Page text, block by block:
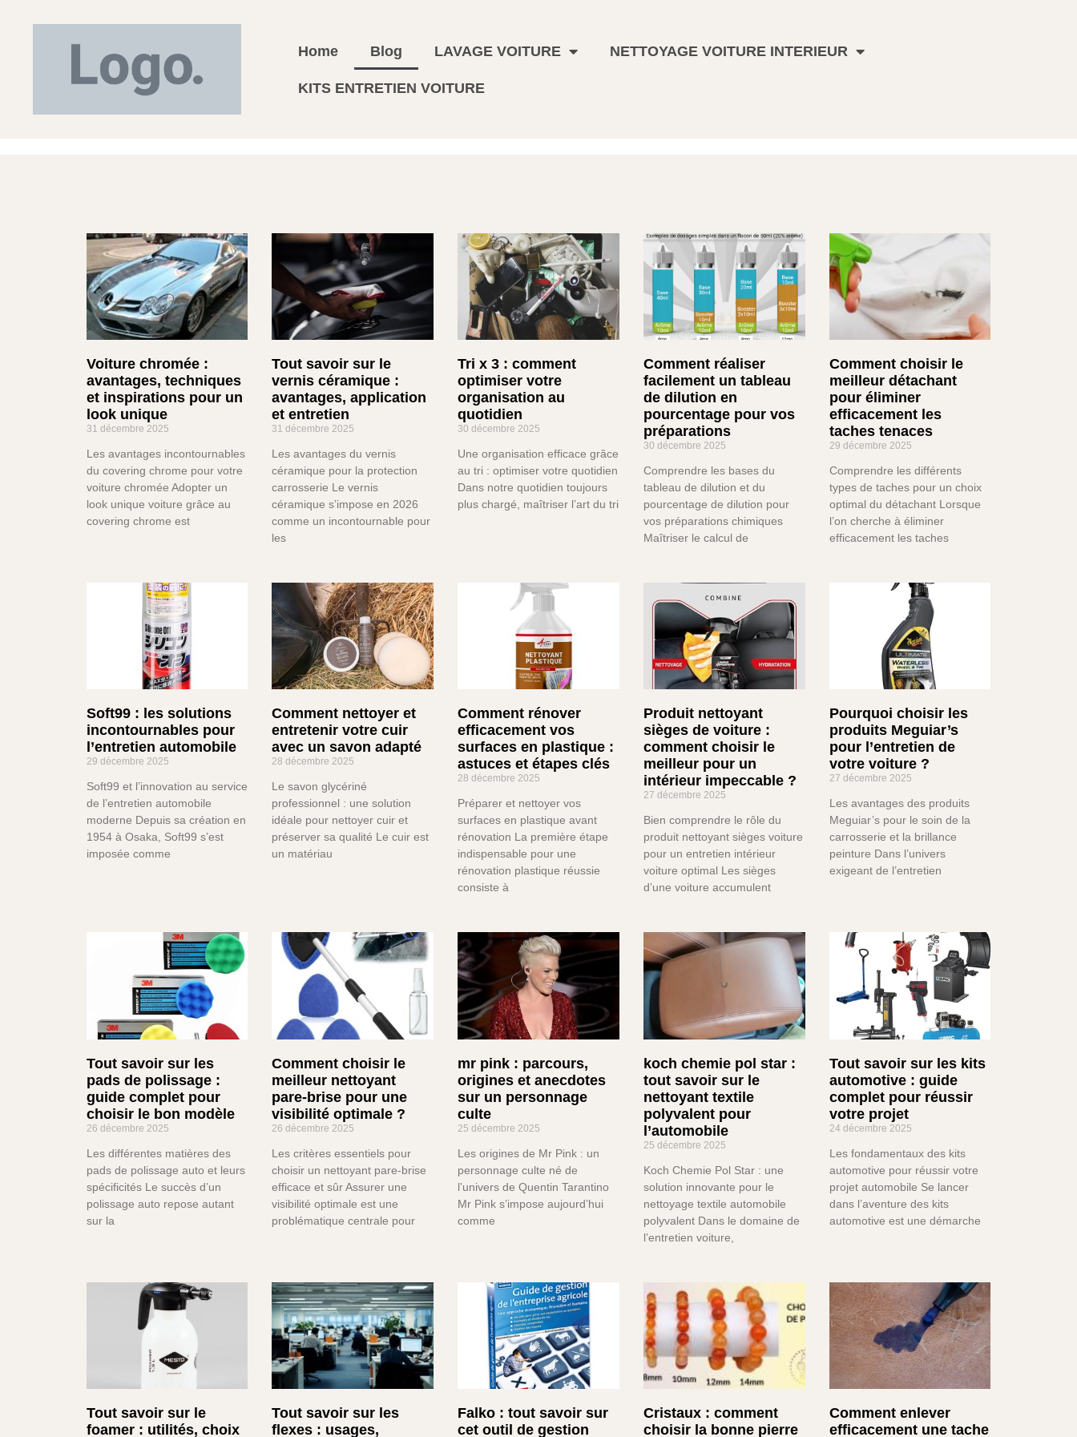
Home Blog LAVAGE VOITURE NETTOYAGE VOITURE INTERIEUR
KITS ENTRETIEN VOITURE
Voiture chromée :
avantages, techniques
et inspirations pour un
look unique
31 décembre 2025
Les avantages incontournables
du covering chrome pour votre
voiture chromée Adopter un
look unique voiture grâce au
covering chrome est
Tout savoir sur le
vernis céramique :
avantages, application
et entretien
31 décembre 2025
Les avantages du vernis
céramique pour la protection
carrosserie Le vernis
céramique s’impose en 2026
comme un incontournable pour
les
Tri x 3 : comment
optimiser votre
organisation au
quotidien
30 décembre 2025
Une organisation efficace grâce
au tri : optimiser votre quotidien
Dans notre quotidien toujours
plus chargé, maîtriser l’art du tri
Comment réaliser
facilement un tableau
de dilution en
pourcentage pour vos
préparations
30 décembre 2025
Comprendre les bases du
tableau de dilution et du
pourcentage de dilution pour
vos préparations chimiques
Maîtriser le calcul de
Comment choisir le
meilleur détachant
pour éliminer
efficacement les
taches tenaces
29 décembre 2025
Comprendre les différents
types de taches pour un choix
optimal du détachant Lorsque
l’on cherche à éliminer
efficacement les taches
Soft99 : les solutions
incontournables pour
l’entretien automobile
29 décembre 2025
Soft99 et l’innovation au service
de l’entretien automobile
moderne Depuis sa création en
1954 à Osaka, Soft99 s’est
imposée comme
Comment nettoyer et
entretenir votre cuir
avec un savon adapté
28 décembre 2025
Le savon glycériné
professionnel : une solution
idéale pour nettoyer cuir et
préserver sa qualité Le cuir est
un matériau
Comment rénover
efficacement vos
surfaces en plastique :
astuces et étapes clés
28 décembre 2025
Préparer et nettoyer vos
surfaces en plastique avant
rénovation La première étape
indispensable pour une
rénovation plastique réussie
consiste à
Produit nettoyant
sièges de voiture :
comment choisir le
meilleur pour un
intérieur impeccable ?
27 décembre 2025
Bien comprendre le rôle du
produit nettoyant sièges voiture
pour un entretien intérieur
voiture optimal Les sièges
d’une voiture accumulent
Pourquoi choisir les
produits Meguiar’s
pour l’entretien de
votre voiture ?
27 décembre 2025
Les avantages des produits
Meguiar’s pour le soin de la
carrosserie et la brillance
peinture Dans l’univers
exigeant de l’entretien
Tout savoir sur les
pads de polissage :
guide complet pour
choisir le bon modèle
26 décembre 2025
Les différentes matières des
pads de polissage auto et leurs
spécificités Le succès d’un
polissage auto repose autant
sur la
Comment choisir le
meilleur nettoyant
pare-brise pour une
visibilité optimale ?
26 décembre 2025
Les critères essentiels pour
choisir un nettoyant pare-brise
efficace et sûr Assurer une
visibilité optimale est une
problématique centrale pour
mr pink : parcours,
origines et anecdotes
sur un personnage
culte
25 décembre 2025
Les origines de Mr Pink : un
personnage culte né de
l’univers de Quentin Tarantino
Mr Pink s’impose aujourd’hui
comme
koch chemie pol star :
tout savoir sur le
nettoyant textile
polyvalent pour
l’automobile
25 décembre 2025
Koch Chemie Pol Star : une
solution innovante pour le
nettoyage textile automobile
polyvalent Dans le domaine de
l’entretien voiture,
Tout savoir sur les kits
automotive : guide
complet pour réussir
votre projet
24 décembre 2025
Les fondamentaux des kits
automotive pour réussir votre
projet automobile Se lancer
dans l’aventure des kits
automotive est une démarche
Tout savoir sur le
foamer : utilités, choix
Tout savoir sur les
flexes : usages,
Falko : tout savoir sur
cet outil de gestion
Cristaux : comment
choisir la bonne pierre
Comment enlever
efficacement une tache